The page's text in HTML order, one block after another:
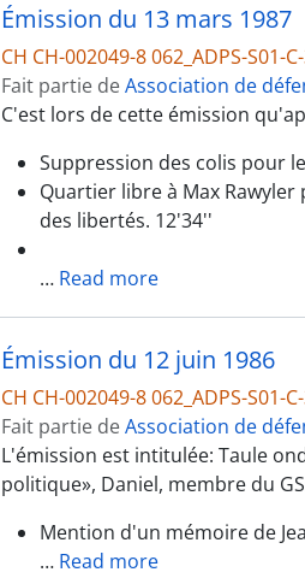
Émission du 13 mars 1987
CH CH-002049-8 062_ADPS-S01-
Fait partie deAssociation de
C'est lors de cette émission
Suppression des colis pour
Quartier libre à Max
des libertés. 12'34''
… Read more
Émission du 12 juin 1986
CH CH-002049-8 062_ADPS-S01-
Fait partie deAssociation de
L'émission est intitulée: Taule
politique», Daniel, membre du
Mention d'un mémoire de
… Read more